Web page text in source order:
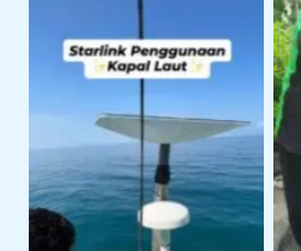
Starlink Untuk
Operasional Pelayaran